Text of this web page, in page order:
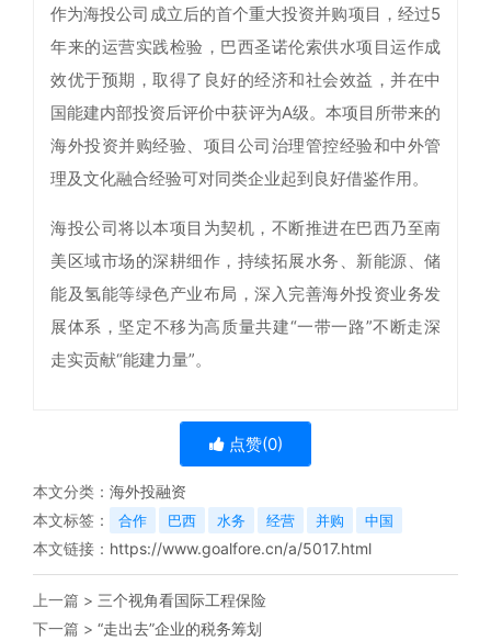
作为海投公司成立后的首个重大投资并购项目，经过5
年来的运营实践检验，巴西圣诺伦索供水项目运作成
效优于预期，取得了良好的经济和社会效益，并在中
国能建内部投资后评价中获评为A级。本项目所带来的
海外投资并购经验、项目公司治理管控经验和中外管
理及文化融合经验可对同类企业起到良好借鉴作用。
海投公司将以本项目为契机，不断推进在巴西乃至南
美区域市场的深耕细作，持续拓展水务、新能源、储
能及氢能等绿色产业布局，深入完善海外投资业务发
展体系，坚定不移为高质量共建“一带一路”不断走深
走实贡献“能建力量”。
点赞(0)
本文分类： 海外投融资
本文标签：
合作 巴西 水务 经营 并购 中国
本文链接： https://www.goalfore.cn/a/5017.html
上一篇 > 三个视角看国际工程保险
下一篇 > “走出去”企业的税务筹划